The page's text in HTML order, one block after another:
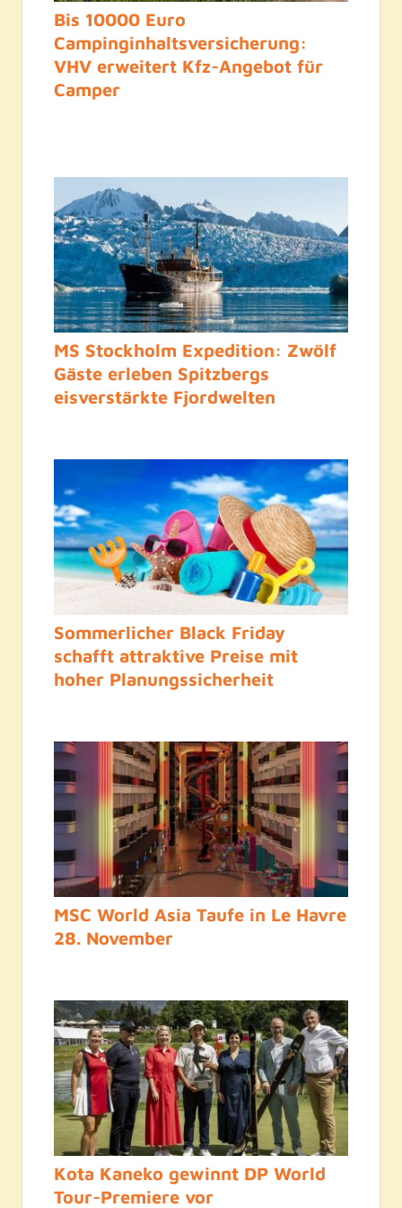
Bis 10000 Euro
Campinginhaltsversicherung:
VHV erweitert Kfz-Angebot für
Camper
MS Stockholm Expedition: Zwölf
Gäste erleben Spitzbergs
eisverstärkte Fjordwelten
Sommerlicher Black Friday
schafft attraktive Preise mit
hoher Planungssicherheit
MSC World Asia Taufe in Le Havre
28. November
Kota Kaneko gewinnt DP World
Tour-Premiere vor